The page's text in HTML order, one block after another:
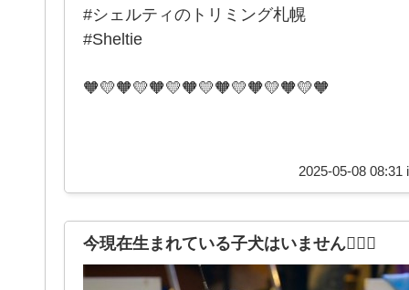
#シェルティのトリミング札幌
#Sheltie
🧡💛🧡💛🧡💛🧡💛🧡💛🧡💛🧡💛🧡
2025-05-08 08:31
今現在生まれている子犬はいません🙇🏻‍♀️